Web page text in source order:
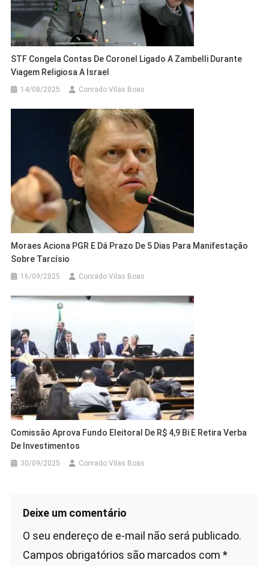
STF Congela Contas De Coronel Ligado A Zambelli Durante
Viagem Religiosa A Israel
14/08/2025 Conrado Vilas Boas
Moraes Aciona PGR E Dá Prazo De 5 Dias Para Manifestação
Sobre Tarcísio
16/09/2025 Conrado Vilas Boas
Comissão Aprova Fundo Eleitoral De R$ 4,9 Bi E Retira Verba
De Investimentos
30/09/2025 Conrado Vilas Boas
Deixe um comentário
O seu endereço de e-mail não será publicado.
Campos obrigatórios são marcados com *